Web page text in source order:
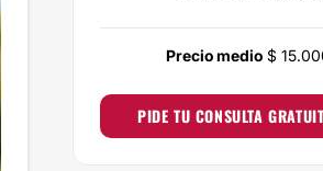
Precio medio$
PIDE TU CONSULTA